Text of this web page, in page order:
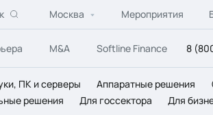
Москва Мероприятия
M&A Softline Finance 8
ПК и серверы Аппаратные решения
решения Для госсектора Для